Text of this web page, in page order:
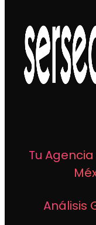
Tu
Análisis